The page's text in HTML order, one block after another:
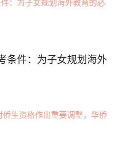
条件：为子女规划海外